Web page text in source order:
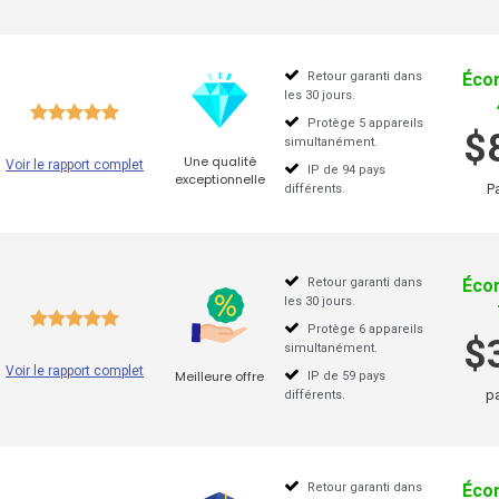
HideMyAss VPN
TorGuard
TunnelBear
Voir le rapport complet
Une qualité
exceptionnelle
Retour garanti dans
les 30 jours.
Protège 5 appareils
simultanément.
IP de 94 pays
différents.
Voir le rapport complet Meilleure offre
Retour garanti dans
les 30 jours.
Protège 6 appareils
simultanément.
IP de 59 pays
différents.
Retour garanti dans